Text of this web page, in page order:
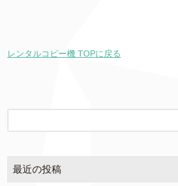
レンタルコピー機 TOPに戻る
最近の投稿